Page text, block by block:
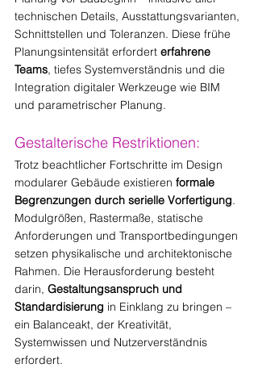
technischen Details, Ausstattungsvarianten,
Schnittstellen und Toleranzen. Diese frühe
Planungsintensität erfordert erfahrene
Teams, tiefes Systemverständnis und die
Integration digitaler Werkzeuge wie BIM
und parametrischer Planung.
Gestalterische Restriktionen:
Trotz beachtlicher Fortschritte im Design
modularer Gebäude existieren formale
Begrenzungen durch serielle Vorfertigung.
Modulgrößen, Rastermaße, statische
Anforderungen und Transportbedingungen
setzen physikalische und architektonische
Rahmen. Die Herausforderung besteht
darin, Gestaltungsanspruch und
Standardisierung in Einklang zu bringen –
ein Balanceakt, der Kreativität,
Systemwissen und Nutzerverständnis
erfordert.